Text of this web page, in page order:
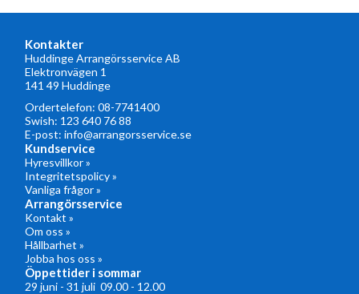
Kontakter
Huddinge Arrangörsservice AB
Elektronvägen 1
141 49 Huddinge
Ordertelefon: 08-7741400
Swish: 123 640 76 88
E-post: info@arrangorsservice.se
Kundservice
Hyresvillkor »
Integritetspolicy »
Vanliga frågor »
Arrangörsservice
Kontakt »
Om oss »
Hållbarhet »
Jobba hos oss »
Öppettider i sommar
29 juni - 31 juli 09.00 - 12.00